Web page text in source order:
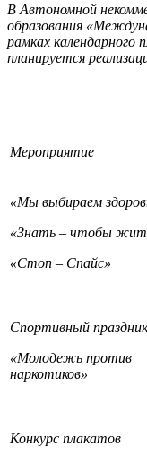
В Автономной
образования
рамках календарного
планируется
Мероприятие
«Мы выбираем
«Знать – чтобы
«Стоп – Спайс»
Спортивный праздник
«Молодежь против
наркотиков»
Конкурс плакатов